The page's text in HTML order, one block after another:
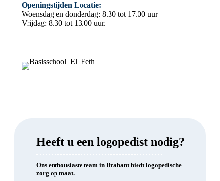
Openingstijden Locatie:
Woensdag en donderdag: 8.30 tot 17.00 uur
Vrijdag: 8.30 tot 13.00 uur.
Heeft u een logopedist nodig?
Ons enthousiaste team in Brabant biedt logopedische
zorg op maat.